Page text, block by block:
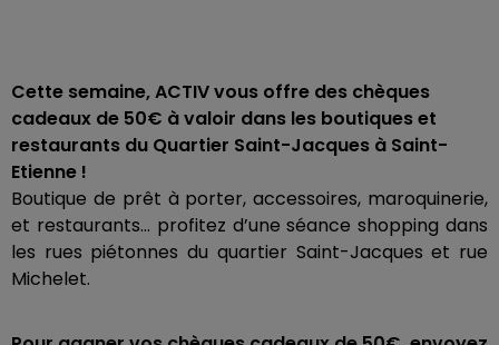
Cette semaine, ACTIV vous offre des chèques
cadeaux de 50€ à valoir dans les boutiques et
restaurants du Quartier Saint-Jacques à Saint-
Etienne !
Boutique de prêt à porter, accessoires, maroquinerie,
et restaurants… profitez d’une séance shopping dans
les rues piétonnes du quartier Saint-Jacques et rue
Michelet.